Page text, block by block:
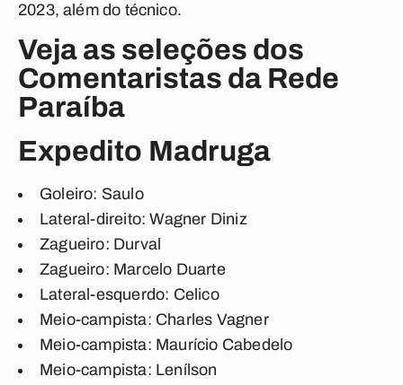
2023, além do técnico.
Veja as seleções dos
Comentaristas da Rede
Paraíba
Expedito Madruga
Goleiro: Saulo
Lateral-direito: Wagner Diniz
Zagueiro: Durval
Zagueiro: Marcelo Duarte
Lateral-esquerdo: Celico
Meio-campista: Charles Vagner
Meio-campista: Maurício Cabedelo
Meio-campista: Lenílson